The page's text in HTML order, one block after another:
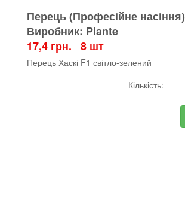
Перець (Професійне насіння)
Виробник: Plante
17,4 грн. 8 шт
Перець Хаскі F1 світло-зелений
Кількість: